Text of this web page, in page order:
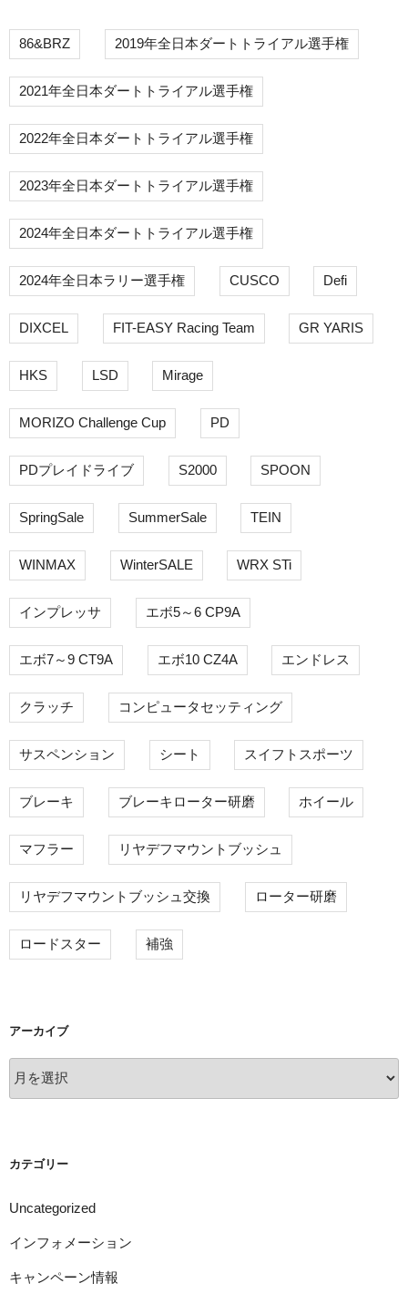
86&BRZ 2019年全日本ダートトライアル選手権
2021年全日本ダートトライアル選手権
2022年全日本ダートトライアル選手権
2023年全日本ダートトライアル選手権
2024年全日本ダートトライアル選手権
2024年全日本ラリー選手権 CUSCO Defi
DIXCEL FIT-EASY Racing Team GR YARIS
HKS LSD Mirage
MORIZO Challenge Cup PD
PDプレイドライブ S2000 SPOON
SpringSale SummerSale TEIN
WINMAX WinterSALE WRX STi
インプレッサ エボ5～6 CP9A
エボ7～9 CT9A エボ10 CZ4A エンドレス
クラッチ コンピュータセッティング
サスペンション シート スイフトスポーツ
ブレーキ ブレーキローター研磨 ホイール
マフラー リヤデフマウントブッシュ
リヤデフマウントブッシュ交換 ローター研磨
ロードスター 補強
アーカイブ
ー
カテゴリー
Uncategorized
インフォメーション
キャンペーン情報